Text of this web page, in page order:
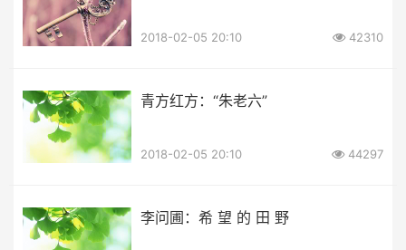
2018-02-05 20:10 42310
青方红方：“朱老六”
2018-02-05 20:10 44297
李问圃：希 望 的 田 野